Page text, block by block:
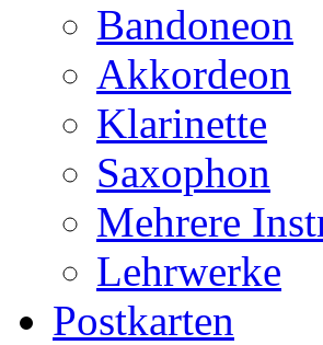
Bandoneon
Akkordeon
Klarinette
Saxophon
Mehrere
Lehrwerke
Postkarten